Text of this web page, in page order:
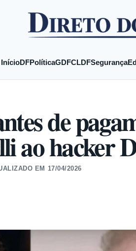
InícioDFPolíticaGDFCLDFSegurança
de
ao hacker
EM 17/04/2026